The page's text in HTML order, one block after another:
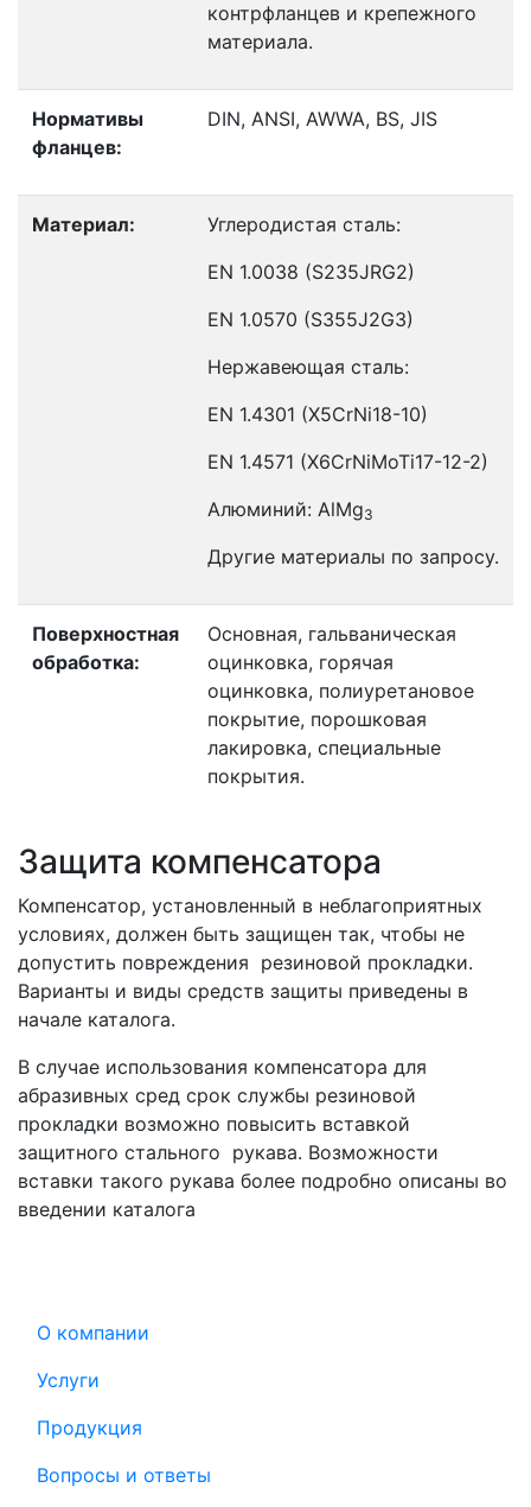
контрфланцев и крепежного
материала.
Нормативы
фланцев:
DIN, ANSI, AWWA, BS, JIS
Материал:
Углеродистая сталь:
EN 1.0038 (S235JRG2)
EN 1.0570 (S355J2G3)
Нержавеющая сталь:
EN 1.4301 (X5CrNi18-10)
EN 1.4571 (X6CrNiMoTi17-12-2)
Алюминий: AlMg3
Другие материалы по запросу.
Поверхностная
обработка:
Основная, гальваническая
оцинковка, горячая
оцинковка, полиуретановое
покрытие, порошковая
лакировка, специальные
покрытия.
Защита компенсатора
Компенсатор, установленный в неблагоприятных
условиях, должен быть защищен так, чтобы не
допустить повреждения резиновой прокладки.
Варианты и виды средств защиты приведены в
начале каталога.
В случае использования компенсатора для
абразивных сред срок службы резиновой
прокладки возможно повысить вставкой
защитного стального рукава. Возможности
вставки такого рукава более подробно описаны во
введении каталога
О компании
Услуги
Продукция
Вопросы и ответы